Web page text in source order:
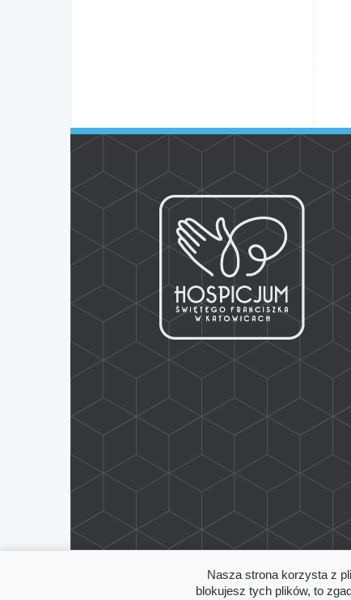
Nasza strona korzysta z
blokujesz tych plików, to
© 2021 Hospicjum Świętego Franciszka w Katowicach.